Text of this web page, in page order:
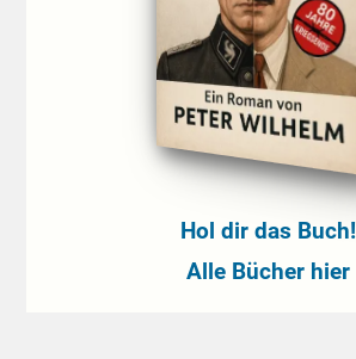
Hol dir das Buch!
Alle Bücher hier